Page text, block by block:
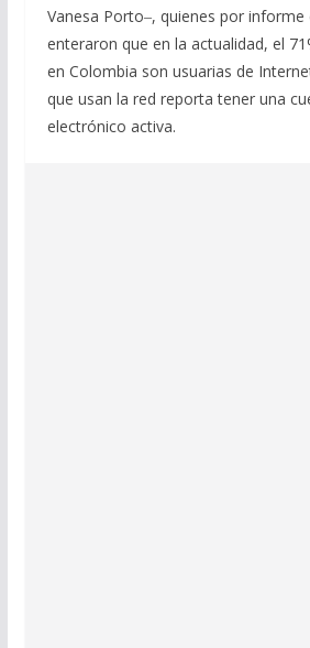
Vanesa Porto‒, quienes por informe
enteraron que en la actualidad, el
en Colombia son usuarias de
que usan la red reporta tener una
electrónico activa.